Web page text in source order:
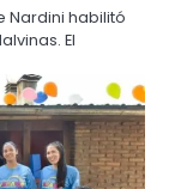
Nardini habilitó
El